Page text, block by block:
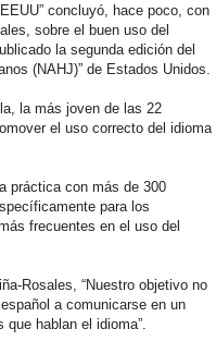
concluyó, hace poco, con
sobre el buen uso del
la segunda edición del
(NAHJ)” de Estados Unidos.
la más joven de las 22
el uso correcto del idioma
práctica con más de 300
para los
frecuentes en el uso del
Rosales, “Nuestro objetivo no
a comunicarse en un
hablan el idioma”.